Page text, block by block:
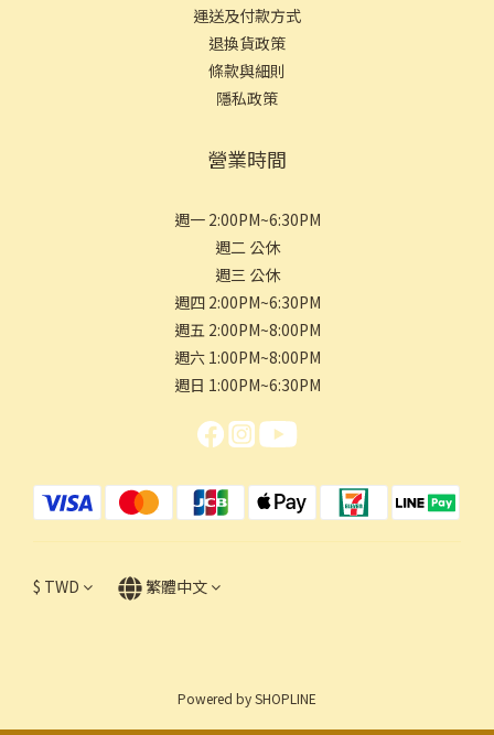
運送及付款方式
退換貨政策
條款與細則
隱私政策
營業時間
週一 2:00PM~6:30PM
週二 公休
週三 公休
週四 2:00PM~6:30PM
週五 2:00PM~8:00PM
週六 1:00PM~8:00PM
週日 1:00PM~6:30PM
$ TWD 繁體中文
Powered by SHOPLINE